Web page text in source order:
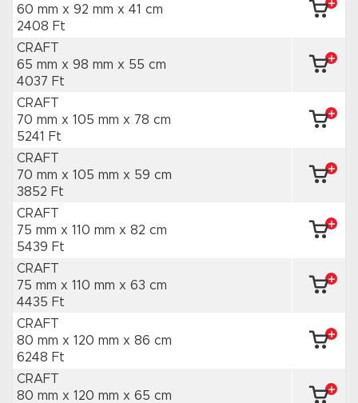
60 mm x 92 mm x 41 cm
2408 Ft
CRAFT
65 mm x 98 mm x 55 cm
4037 Ft
CRAFT
70 mm x 105 mm x 78 cm
5241 Ft
CRAFT
70 mm x 105 mm x 59 cm
3852 Ft
CRAFT
75 mm x 110 mm x 82 cm
5439 Ft
CRAFT
75 mm x 110 mm x 63 cm
4435 Ft
CRAFT
80 mm x 120 mm x 86 cm
6248 Ft
CRAFT
80 mm x 120 mm x 65 cm